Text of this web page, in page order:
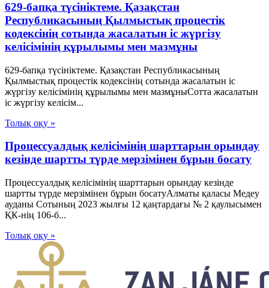
629-бапқа түсініктеме. Қазақстан
Республикасының Қылмыстық процестік
кодексінің сотында жасалатын іс жүргізу
келісімінің құрылымы мен мазмұны
629-бапқа түсініктеме. Қазақстан Республикасының
Қылмыстық процестік кодексінің сотында жасалатын іс
жүргізу келісімінің құрылымы мен мазмұныСотта жасалатын
іс жүргізу келісім...
Толық оқу »
Процессуалдық келісімінің шарттарын орындау
кезінде шартты түрде мерзімінен бұрын босату
Процессуалдық келісімінің шарттарын орындау кезінде
шартты түрде мерзімінен бұрын босатуАлматы қаласы Медеу
ауданы Сотының 2023 жылғы 12 қаңтардағы № 2 қаулысымен
ҚК-нің 106-б...
Толық оқу »